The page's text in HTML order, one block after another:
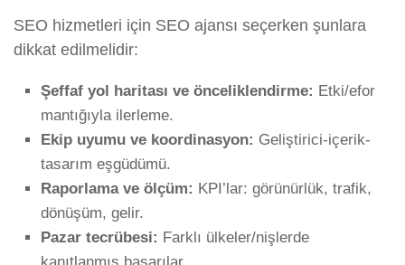
SEO hizmetleri için SEO ajansı seçerken şunlara
dikkat edilmelidir:
Şeffaf yol haritası ve önceliklendirme: Etki/efor
mantığıyla ilerleme.
Ekip uyumu ve koordinasyon: Geliştirici-içerik-
tasarım eşgüdümü.
Raporlama ve ölçüm: KPI’lar: görünürlük, trafik,
dönüşüm, gelir.
Pazar tecrübesi: Farklı ülkeler/nişlerde